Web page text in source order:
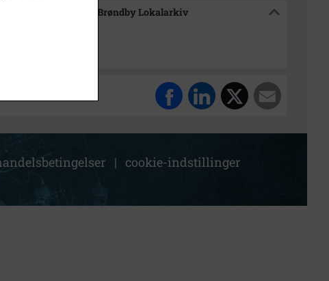
Historiens Huse, Brøndby Lokalarkiv
| cookie-indstillinger